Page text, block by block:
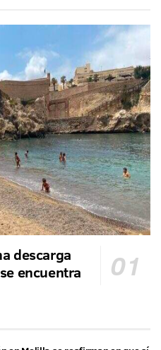
descarga
encuentra